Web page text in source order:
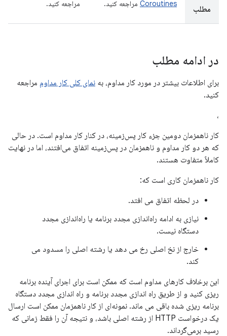
مطلب
Coroutines مراجعه کنید. مراجعه کنید.
در ادامه مطلب
برای اطلاعات بیشتر در مورد کار مداوم، به نمای کلی کار مداوم مراجعه
کنید.
،
کار ناهمزمان دومین جزء کار پس‌زمینه، در کنار کار مداوم است. در حالی
که هر دو کار مداوم و ناهمزمان در پس‌زمینه اتفاق می‌افتند، اما در نهایت
کاملاً متفاوت هستند.
کار ناهمزمان کاری است که:
در لحظه اتفاق می افتد.
نیازی به ادامه راه‌اندازی مجدد برنامه یا راه‌اندازی مجدد
دستگاه نیست.
خارج از نخ اصلی رخ می دهد یا رشته اصلی را مسدود می
کند.
این برخلاف کارهای مداوم است که ممکن است برای اجرای آینده برنامه
ریزی کنید و از طریق راه اندازی مجدد برنامه و راه اندازی مجدد دستگاه
برنامه ریزی شده باقی می ماند. نمونه‌ای از کار ناهمزمان ممکن است ارسال
یک درخواست HTTP از رشته اصلی باشد، و نتیجه آن را فقط زمانی که
رسید برمی‌گرداند.